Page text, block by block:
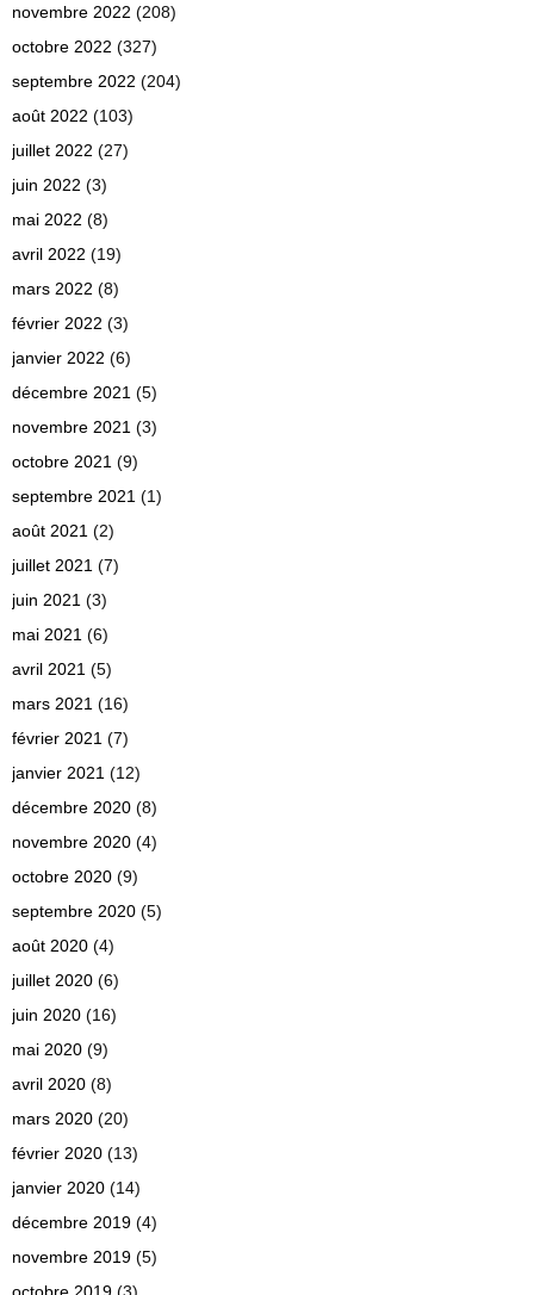
novembre 2022 (208)
octobre 2022 (327)
septembre 2022 (204)
août 2022 (103)
juillet 2022 (27)
juin 2022 (3)
mai 2022 (8)
avril 2022 (19)
mars 2022 (8)
février 2022 (3)
janvier 2022 (6)
décembre 2021 (5)
novembre 2021 (3)
octobre 2021 (9)
septembre 2021 (1)
août 2021 (2)
juillet 2021 (7)
juin 2021 (3)
mai 2021 (6)
avril 2021 (5)
mars 2021 (16)
février 2021 (7)
janvier 2021 (12)
décembre 2020 (8)
novembre 2020 (4)
octobre 2020 (9)
septembre 2020 (5)
août 2020 (4)
juillet 2020 (6)
juin 2020 (16)
mai 2020 (9)
avril 2020 (8)
mars 2020 (20)
février 2020 (13)
janvier 2020 (14)
décembre 2019 (4)
novembre 2019 (5)
octobre 2019 (3)